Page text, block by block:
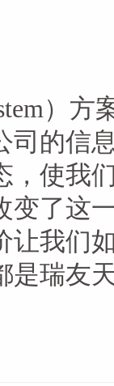
）
司的信
使我
变了这
让我们
是瑞友